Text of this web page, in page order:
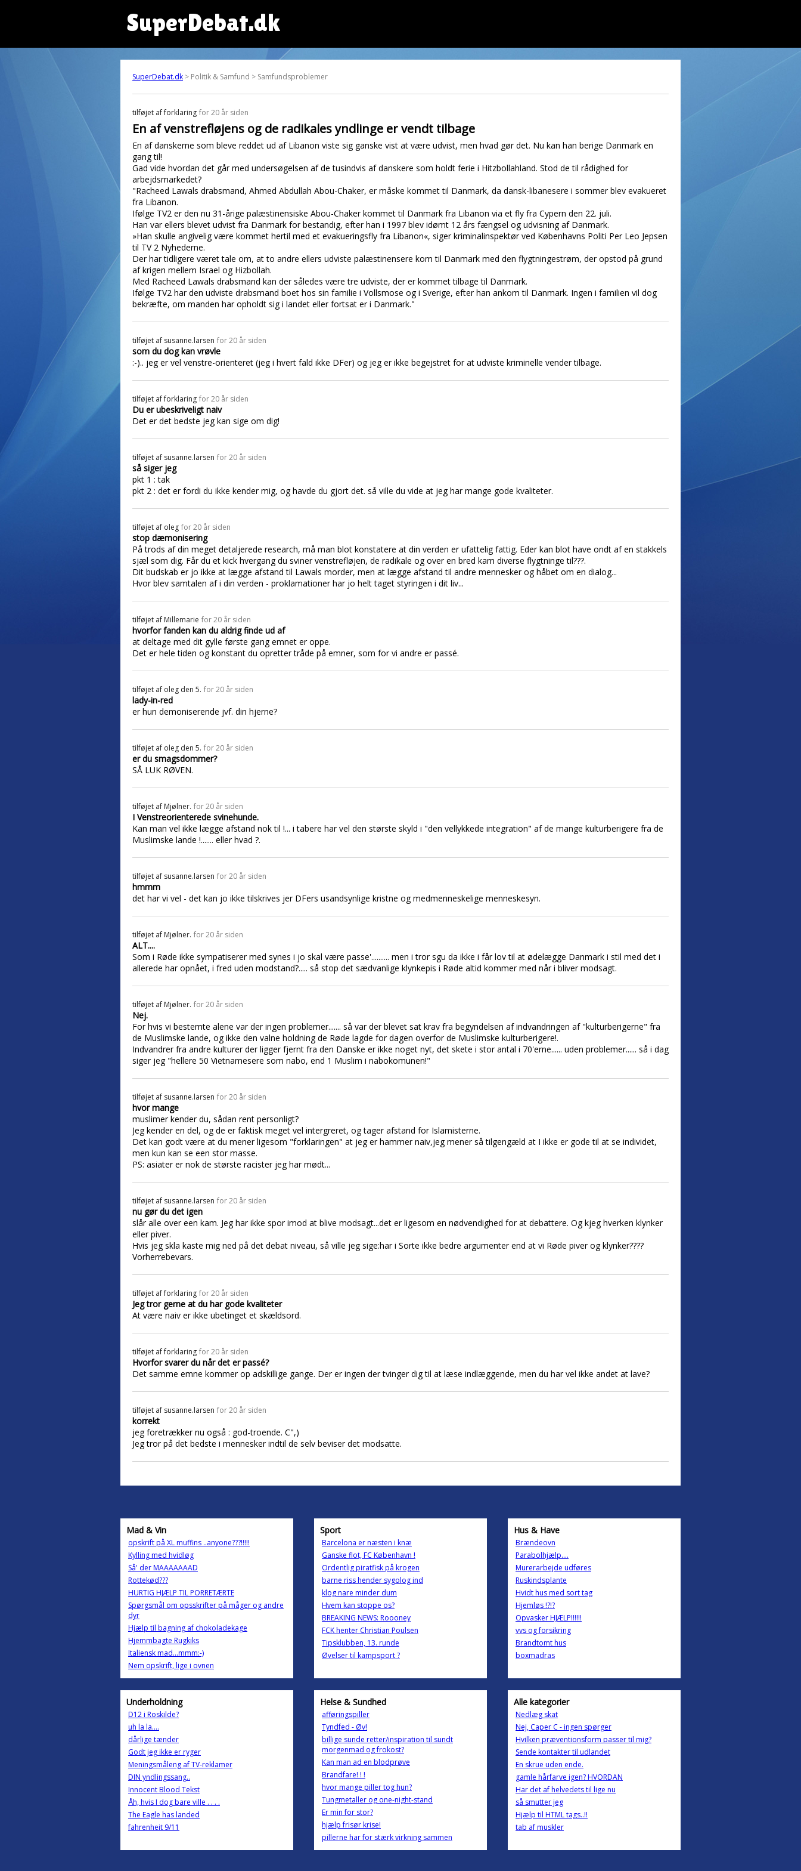
SuperDebat.dk
SuperDebat.dk > Politik & Samfund > Samfundsproblemer
tilføjet afforklaring for 20 år siden
En af venstrefløjens og de radikales yndlinge er vendt tilbage
En af danskerne som bleve reddet ud af Libanon viste sig ganske vist at være udvist, men hvad gør det. Nu kan han berige Danmark en
gang til!
Gad vide hvordan det går med undersøgelsen af de tusindvis af danskere som holdt ferie i Hitzbollahland. Stod de til rådighed for
arbejdsmarkedet?
"Racheed Lawals drabsmand, Ahmed Abdullah Abou-Chaker, er måske kommet til Danmark, da dansk-libanesere i sommer blev evakueret
fra Libanon.
Ifølge TV2 er den nu 31-årige palæstinensiske Abou-Chaker kommet til Danmark fra Libanon via et fly fra Cypern den 22. juli.
Han var ellers blevet udvist fra Danmark for bestandig, efter han i 1997 blev idømt 12 års fængsel og udvisning af Danmark.
»Han skulle angivelig være kommet hertil med et evakueringsfly fra Libanon«, siger kriminalinspektør ved Københavns Politi Per Leo Jepsen
til TV 2 Nyhederne.
Der har tidligere været tale om, at to andre ellers udviste palæstinensere kom til Danmark med den flygtningestrøm, der opstod på grund
af krigen mellem Israel og Hizbollah.
Med Racheed Lawals drabsmand kan der således være tre udviste, der er kommet tilbage til Danmark.
Ifølge TV2 har den udviste drabsmand boet hos sin familie i Vollsmose og i Sverige, efter han ankom til Danmark. Ingen i familien vil dog
bekræfte, om manden har opholdt sig i landet eller fortsat er i Danmark."
tilføjet af susanne.larsen for 20 år siden
som du dog kan vrøvle
:-).. jeg er vel venstre-orienteret (jeg i hvert fald ikke DFer) og jeg er ikke begejstret for at udviste kriminelle vender tilbage.
tilføjet afforklaring for 20 år siden
Du er ubeskriveligt naiv
Det er det bedste jeg kan sige om dig!
tilføjet af susanne.larsen for 20 år siden
så siger jeg
pkt 1 : tak
pkt 2 : det er fordi du ikke kender mig, og havde du gjort det. så ville du vide at jeg har mange gode kvaliteter.
tilføjet af oleg for 20 år siden
stop dæmonisering
På trods af din meget detaljerede research, må man blot konstatere at din verden er ufattelig fattig. Eder kan blot have ondt af en stakkels
sjæl som dig. Får du et kick hvergang du sviner venstrefløjen, de radikale og over en bred kam diverse flygtninge til???.
Dit budskab er jo ikke at lægge afstand til Lawals morder, men at lægge afstand til andre mennesker og håbet om en dialog...
Hvor blev samtalen af i din verden - proklamationer har jo helt taget styringen i dit liv...
tilføjet af Millemarie for 20 år siden
hvorfor fanden kan du aldrig finde ud af
at deltage med dit gylle første gang emnet er oppe.
Det er hele tiden og konstant du opretter tråde på emner, som for vi andre er passé.
tilføjet af oleg den 5. for 20 år siden
lady-in-red
er hun demoniserende jvf. din hjerne?
tilføjet af oleg den 5. for 20 år siden
er du smagsdommer?
SÅ LUK RØVEN.
tilføjet af Mjølner. for 20 år siden
I Venstreorienterede svinehunde.
Kan man vel ikke lægge afstand nok til !... i tabere har vel den største skyld i "den vellykkede integration" af de mange kulturberigere fra de
Muslimske lande !....... eller hvad ?.
tilføjet af susanne.larsen for 20 år siden
hmmm
det har vi vel - det kan jo ikke tilskrives jer DFers usandsynlige kristne og medmenneskelige menneskesyn.
tilføjet af Mjølner. for 20 år siden
ALT....
Som i Røde ikke sympatiserer med synes i jo skal være passe'.......... men i tror sgu da ikke i får lov til at ødelægge Danmark i stil med det i
allerede har opnået, i fred uden modstand?..... så stop det sædvanlige klynkepis i Røde altid kommer med når i bliver modsagt.
tilføjet af Mjølner. for 20 år siden
Nej.
For hvis vi bestemte alene var der ingen problemer....... så var der blevet sat krav fra begyndelsen af indvandringen af "kulturberigerne" fra
de Muslimske lande, og ikke den valne holdning de Røde lagde for dagen overfor de Muslimske kulturberigere!.
Indvandrer fra andre kulturer der ligger fjernt fra den Danske er ikke noget nyt, det skete i stor antal i 70'erne...... uden problemer...... så i dag
siger jeg "hellere 50 Vietnamesere som nabo, end 1 Muslim i nabokomunen!"
tilføjet af susanne.larsen for 20 år siden
hvor mange
muslimer kender du, sådan rent personligt?
Jeg kender en del, og de er faktisk meget vel intergreret, og tager afstand for Islamisterne.
Det kan godt være at du mener ligesom "forklaringen" at jeg er hammer naiv,jeg mener så tilgengæld at I ikke er gode til at se individet,
men kun kan se een stor masse.
PS: asiater er nok de største racister jeg har mødt...
tilføjet af susanne.larsen for 20 år siden
nu gør du det igen
slår alle over een kam. Jeg har ikke spor imod at blive modsagt...det er ligesom en nødvendighed for at debattere. Og kjeg hverken klynker
eller piver.
Hvis jeg skla kaste mig ned på det debat niveau, så ville jeg sige:har i Sorte ikke bedre argumenter end at vi Røde piver og klynker????
Vorherrebevars.
tilføjet afforklaring for 20 år siden
Jeg tror gerne at du har gode kvaliteter
At være naiv er ikke ubetinget et skældsord.
tilføjet afforklaring for 20 år siden
Hvorfor svarer du når det er passé?
Det samme emne kommer op adskillige gange. Der er ingen der tvinger dig til at læse indlæggende, men du har vel ikke andet at lave?
tilføjet af susanne.larsen for 20 år siden
korrekt
jeg foretrækker nu også : god-troende. C",)
Jeg tror på det bedste i mennesker indtil de selv beviser det modsatte.
Mad & Vin
opskrift på XL muffins ..anyone???!!!!!
Kylling med hvidløg
Så' der MAAAAAAAD
Rottekød???
HURTIG HJÆLP TIL PORRETÆRTE
Spørgsmål om opsskrifter på måger og andre
dyr
Hjælp til bagning af chokoladekage
Hjemmbagte Rugkiks
Italiensk mad...mmm:-)
Nem opskrift, lige i ovnen
Sport
Barcelona er næsten i knæ
Ganske flot, FC København !
Ordentlig piratfisk på krogen
barne riss hender sygolog ind
klog nare minder dum
Hvem kan stoppe os?
BREAKING NEWS: Roooney
FCK henter Christian Poulsen
Tipsklubben, 13. runde
Øvelser til kampsport ?
Hus & Have
Brændeovn
Parabolhjælp....
Murerarbejde udføres
Ruskindsplante
Hvidt hus med sort tag
Hjemløs !?!?
Opvasker HJÆLP!!!!!!
vvs og forsikring
Brandtomt hus
boxmadras
Underholdning
D12 i Roskilde?
uh la la....
dårlige tænder
Godt jeg ikke er ryger
Meningsmåleng af TV-reklamer
DIN yndlingssang..
Innocent Blood Tekst
Åh, hvis I dog bare ville . . . .
The Eagle has landed
fahrenheit 9/11
Helse & Sundhed
afføringspiller
Tyndfed - Øv!
billige sunde retter/inspiration til sundt
morgenmad og frokost?
Kan man ad en blodprøve
Brandfare! ! !
hvor mange piller tog hun?
Tungmetaller og one-night-stand
Er min for stor?
hjælp frisør krise!
pillerne har for stærk virkning sammen
Alle kategorier
Nedlæg skat
Nej, Caper C - ingen spørger
Hvilken præventionsform passer til mig?
Sende kontakter til udlandet
En skrue uden ende.
gamle hårfarve igen? HVORDAN
Har det af helvedets til lige nu
så smutter jeg
Hjælp til HTML tags..!!
tab af muskler